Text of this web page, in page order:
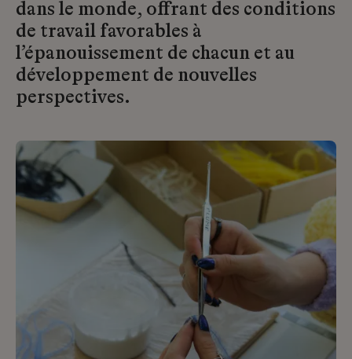
dans le monde, offrant des conditions
de travail favorables à
l’épanouissement de chacun et au
développement de nouvelles
perspectives.